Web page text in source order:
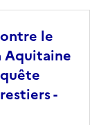
le
Aquitaine
-